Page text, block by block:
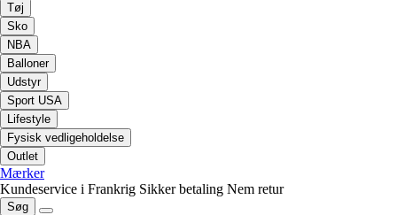
Tøj
Sko
NBA
Balloner
Udstyr
Sport USA
Lifestyle
Fysisk vedligeholdelse
Outlet
Mærker
Kundeservice i Frankrig Sikker betaling Nem retur
Søg